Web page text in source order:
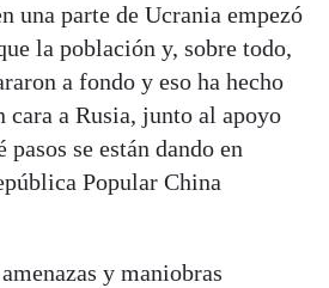
una parte de Ucrania empezó
la población y, sobre todo,
a fondo y eso ha hecho
cara a Rusia, junto al apoyo
se están dando en
Popular China
y maniobras